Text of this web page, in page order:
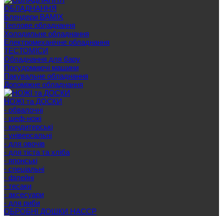
ОБЛАДНАННЯ
Блендери BAMIX
Теплове обладнання
Холодильне обладнання
Електромеханічне обладнання
ТЕСТОМІСИ
Обладнання для бару
Посудомиючі машини
Пакувальне обладнання
Допоміжне обладнання
НОЖІ та ДОСКИ
- обвалочні
- шеф-ножі
- кондитерські
- універсальні
- для овочів
- для тіста та хліба
- японські
- спеціальні
- філейні
- тесаки
- аксесуари
- для риби
ОБРОБНІ ДОШКИ HACCP